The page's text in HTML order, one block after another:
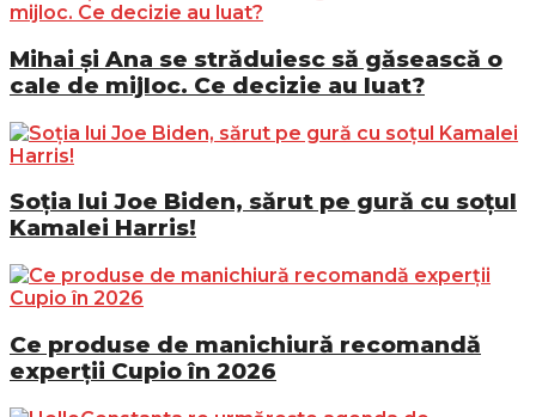
Mihai și Ana se străduiesc să găsească o
cale de mijloc. Ce decizie au luat?
Soția lui Joe Biden, sărut pe gură cu soțul
Kamalei Harris!
Ce produse de manichiură recomandă
experții Cupio în 2026